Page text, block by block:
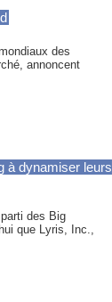
des
annoncent
à dynamiser leurs
des Big
que Lyris, Inc.,